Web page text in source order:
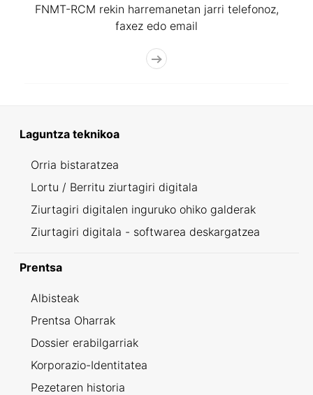
FNMT-RCM rekin harremanetan jarri telefonoz,
faxez edo email
Laguntza teknikoa
Orria bistaratzea
Lortu / Berritu ziurtagiri digitala
Ziurtagiri digitalen inguruko ohiko galderak
Ziurtagiri digitala - softwarea deskargatzea
Prentsa
Albisteak
Prentsa Oharrak
Dossier erabilgarriak
Korporazio-Identitatea
Pezetaren historia